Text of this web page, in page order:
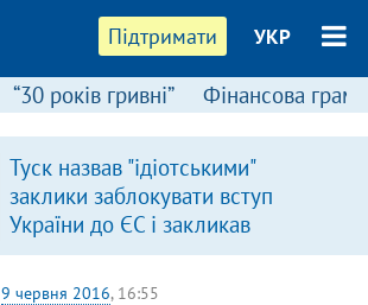
Підтримати УКР
“30 років гривні” Фінансова
Туск назвав "ідіотськими"
заклики заблокувати вступ
України до ЄС і закликав
припинити антиукраїнську
риторику
9 червня 2016, 16:55